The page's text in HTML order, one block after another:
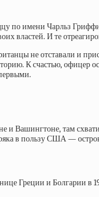
по имени Чарльз
властей. И те
не отставали и
К счастью, офицер
и Вашингтоне, там
в пользу США —
Греции и Болгарии в